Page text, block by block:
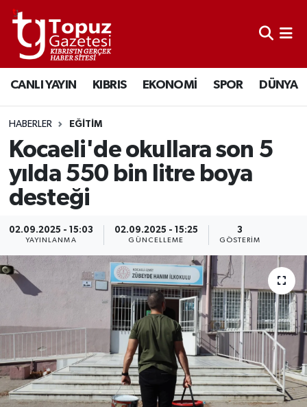
CANLI YAYIN KIBRIS EKONOMİ SPOR DÜNYA
HABERLER EĞİTİM
Kocaeli'de okullara son 5
yılda 550 bin litre boya
desteği
02.09.2025 - 15:03
YAYINLANMA
02.09.2025 - 15:25
GÜNCELLEME
3
GÖSTERIM
KIBRIS
DÜNYA
EKONOMİ
MAGAZİN
SAĞLIK
SPOR
TEKNOLOJİ
TÜRKİYE
Lefkoşa Nöbetçi Eczaneler
Lefkoşa Hava Durumu
Lefkoşa Trafik Yoğunluk Haritası
Süper Lig Puan Durumu ve Fikstür
Tüm Manşetler
Son Dakika Haberleri
Haber Arşivi